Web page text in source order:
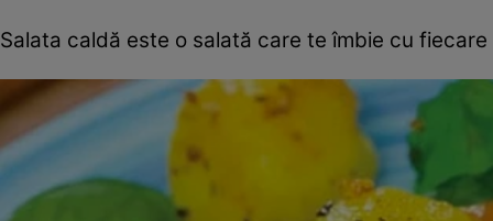
Salata caldă este o salată care te îmbie cu